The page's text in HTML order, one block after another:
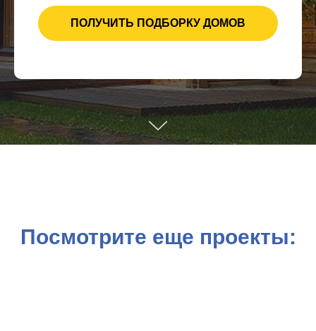
ПОЛУЧИТЬ ПОДБОРКУ ДОМОВ
Посмотрите еще проекты: